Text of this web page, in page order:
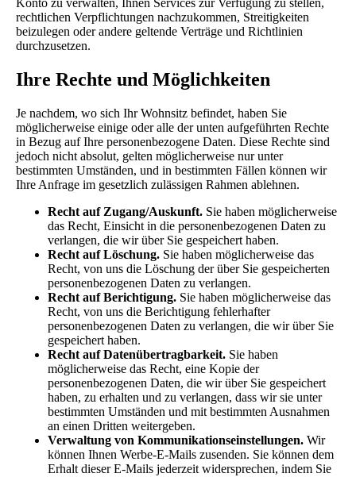
Konto zu verwalten, Ihnen Services zur Verfügung zu stellen,
rechtlichen Verpflichtungen nachzukommen, Streitigkeiten
beizulegen oder andere geltende Verträge und Richtlinien
durchzusetzen.
Ihre Rechte und Möglichkeiten
Je nachdem, wo sich Ihr Wohnsitz befindet, haben Sie
möglicherweise einige oder alle der unten aufgeführten Rechte
in Bezug auf Ihre personenbezogene Daten. Diese Rechte sind
jedoch nicht absolut, gelten möglicherweise nur unter
bestimmten Umständen, und in bestimmten Fällen können wir
Ihre Anfrage im gesetzlich zulässigen Rahmen ablehnen.
Recht auf Zugang/Auskunft. Sie haben möglicherweise
das Recht, Einsicht in die personenbezogenen Daten zu
verlangen, die wir über Sie gespeichert haben.
Recht auf Löschung. Sie haben möglicherweise das
Recht, von uns die Löschung der über Sie gespeicherten
personenbezogenen Daten zu verlangen.
Recht auf Berichtigung. Sie haben möglicherweise das
Recht, von uns die Berichtigung fehlerhafter
personenbezogenen Daten zu verlangen, die wir über Sie
gespeichert haben.
Recht auf Datenübertragbarkeit. Sie haben
möglicherweise das Recht, eine Kopie der
personenbezogenen Daten, die wir über Sie gespeichert
haben, zu erhalten und zu verlangen, dass wir sie unter
bestimmten Umständen und mit bestimmten Ausnahmen
an einen Dritten weitergeben.
Verwaltung von Kommunikationseinstellungen. Wir
können Ihnen Werbe-E-Mails zusenden. Sie können dem
Erhalt dieser E-Mails jederzeit widersprechen, indem Sie